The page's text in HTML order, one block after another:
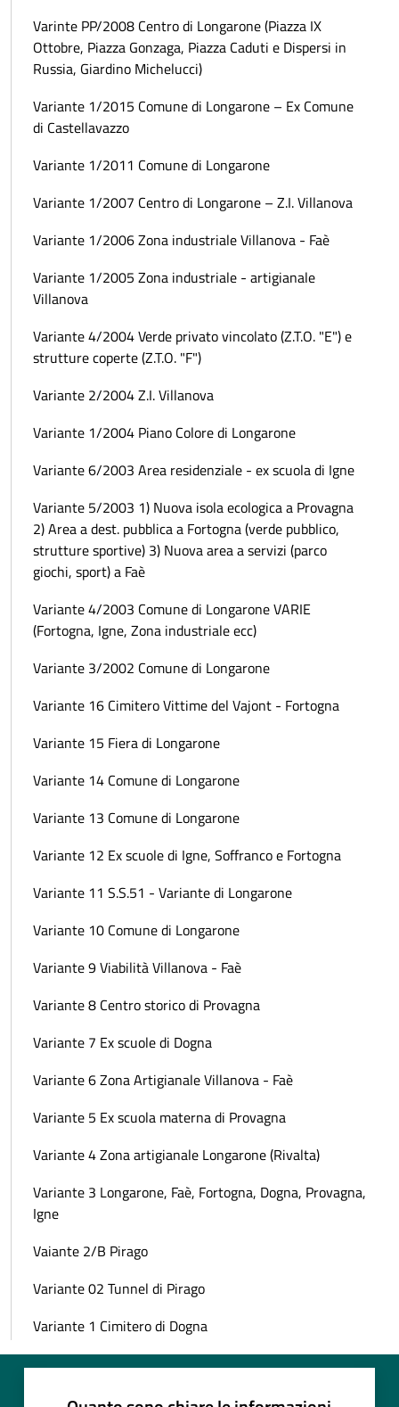
Varinte PP/2008 Centro di Longarone (Piazza IX
Ottobre, Piazza Gonzaga, Piazza Caduti e Dispersi in
Russia, Giardino Michelucci)
Variante 1/2015 Comune di Longarone – Ex Comune
di Castellavazzo
Variante 1/2011 Comune di Longarone
Variante 1/2007 Centro di Longarone – Z.I. Villanova
Variante 1/2006 Zona industriale Villanova - Faè
Variante 1/2005 Zona industriale - artigianale
Villanova
Variante 4/2004 Verde privato vincolato (Z.T.O. "E") e
strutture coperte (Z.T.O. "F")
Variante 2/2004 Z.I. Villanova
Variante 1/2004 Piano Colore di Longarone
Variante 6/2003 Area residenziale - ex scuola di Igne
Variante 5/2003 1) Nuova isola ecologica a Provagna
2) Area a dest. pubblica a Fortogna (verde pubblico,
strutture sportive) 3) Nuova area a servizi (parco
giochi, sport) a Faè
Variante 4/2003 Comune di Longarone VARIE
(Fortogna, Igne, Zona industriale ecc)
Variante 3/2002 Comune di Longarone
Variante 16 Cimitero Vittime del Vajont - Fortogna
Variante 15 Fiera di Longarone
Variante 14 Comune di Longarone
Variante 13 Comune di Longarone
Variante 12 Ex scuole di Igne, Soffranco e Fortogna
Variante 11 S.S.51 - Variante di Longarone
Variante 10 Comune di Longarone
Variante 9 Viabilità Villanova - Faè
Variante 8 Centro storico di Provagna
Variante 7 Ex scuole di Dogna
Variante 6 Zona Artigianale Villanova - Faè
Variante 5 Ex scuola materna di Provagna
Variante 4 Zona artigianale Longarone (Rivalta)
Variante 3 Longarone, Faè, Fortogna, Dogna, Provagna,
Igne
Vaiante 2/B Pirago
Variante 02 Tunnel di Pirago
Variante 1 Cimitero di Dogna